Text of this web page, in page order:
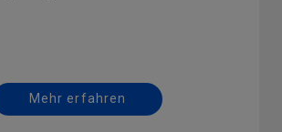
für nahtlose
Mehr erfahren